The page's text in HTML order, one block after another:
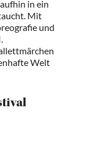
in ein
Mit
und
Welt